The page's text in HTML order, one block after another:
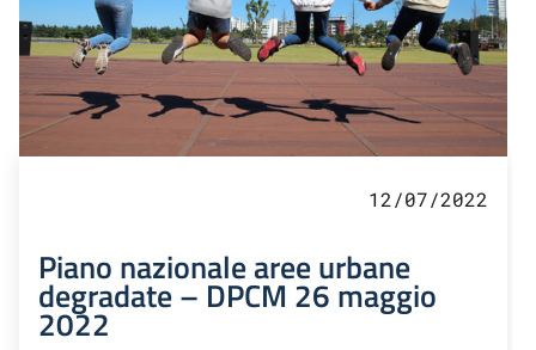
12/07/2022
Piano nazionale aree urbane
degradate – DPCM 26 maggio
2022